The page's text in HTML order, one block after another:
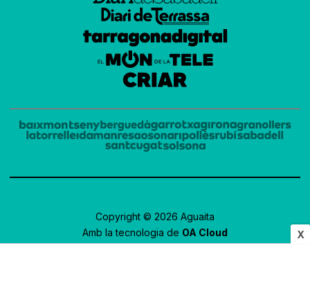
X
Copyright © 2026 Aguaita
Amb la tecnologia de OA Cloud